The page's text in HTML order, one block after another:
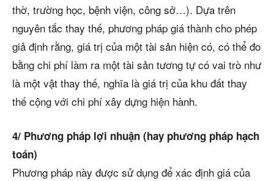
thờ, trường học, bệnh viện, công sở…). Dựa trên
nguyên tắc thay thế, phương pháp giá thành cho phép
giả định rằng, giá trị của một tài sản hiện có, có thể đo
bằng chi phí làm ra một tài sản tương tự có vai trò như
là một vật thay thế, nghĩa là giá trị của khu đất thay
thế cộng với chi phí xây dựng hiện hành.
4/ Phương pháp lợi nhuận (hay phương pháp hạch
toán)
Phương pháp này được sử dụng để xác định giá của